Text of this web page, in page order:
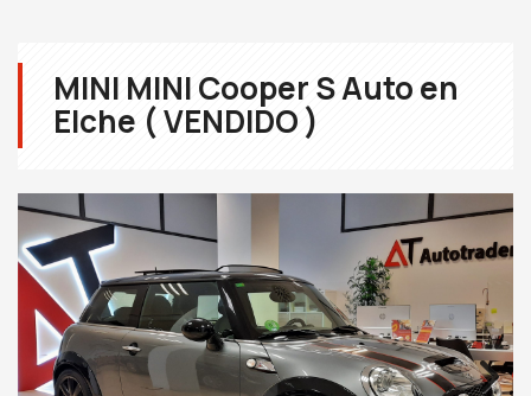
MINI MINI Cooper S Auto en
Elche ( VENDIDO )